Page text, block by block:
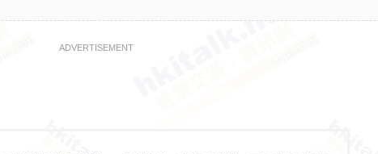
ADVERTISEMENT